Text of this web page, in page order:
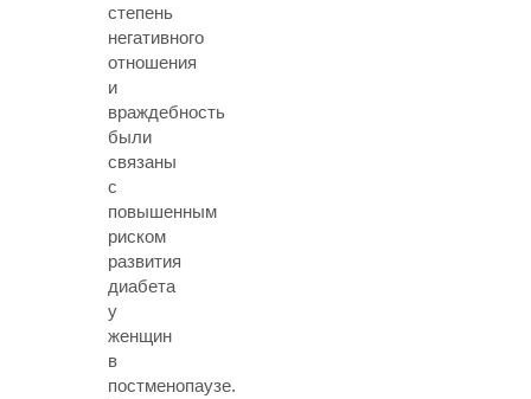
степень
негативного
отношения
и
враждебность
были
связаны
с
повышенным
риском
развития
диабета
у
женщин
в
постменопаузе.